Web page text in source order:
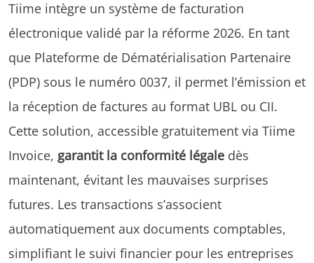
Tiime intègre un système de facturation
électronique validé par la réforme 2026. En tant
que Plateforme de Dématérialisation Partenaire
(PDP) sous le numéro 0037, il permet l’émission et
la réception de factures au format UBL ou CII.
Cette solution, accessible gratuitement via Tiime
Invoice, garantit la conformité légale dès
maintenant, évitant les mauvaises surprises
futures. Les transactions s’associent
automatiquement aux documents comptables,
simplifiant le suivi financier pour les entreprises